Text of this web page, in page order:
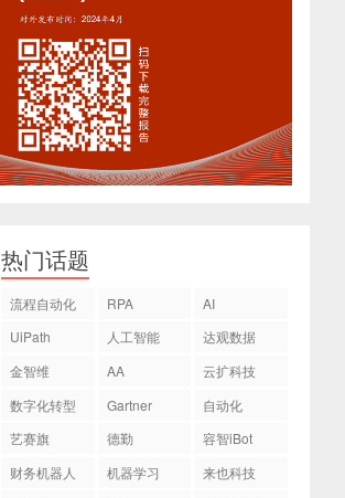
热门话题
流程自动化 RPA
AI
UiPath
人工智能
达观数据
金智维
AA
云扩科技
数字化转型
Gartner
自动化
艺赛旗
德勤
容智iBot
财务机器人
机器学习
来也科技